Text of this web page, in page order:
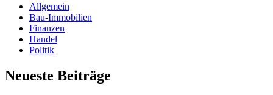
Allgemein
Bau-Immobilien
Finanzen
Handel
Politik
Neueste Beiträge